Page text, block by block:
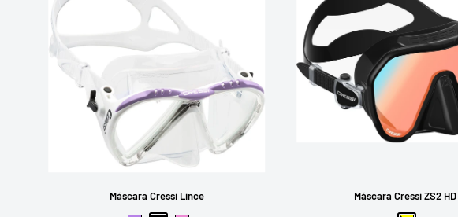
Máscara Cressi Lince Máscara Cressi ZS2 HD